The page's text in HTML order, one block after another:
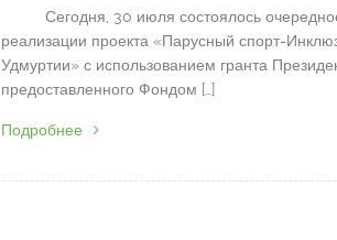
Сегодня, 30 июля состоялось очередное
реализации проекта «Парусный спорт-
Удмуртии» с использованием гранта
предоставленного Фондом […]
Подробнее